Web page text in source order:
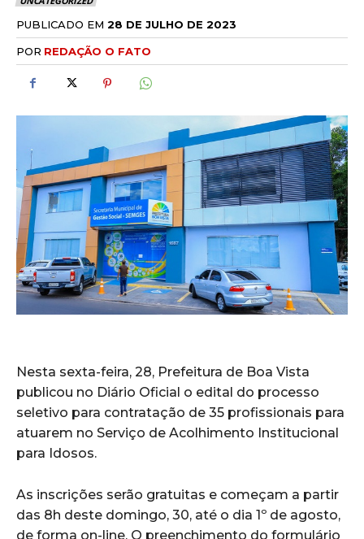
PUBLICADO EM 28 DE JULHO DE 2023
POR REDAÇÃO O FATO
Nesta sexta-feira, 28, Prefeitura de Boa Vista
publicou no Diário Oficial o edital do processo
seletivo para contratação de 35 profissionais para
atuarem no Serviço de Acolhimento Institucional
para Idosos.
As inscrições serão gratuitas e começam a partir
das 8h deste domingo, 30, até o dia 1º de agosto,
de forma on-line. O preenchimento do formulário